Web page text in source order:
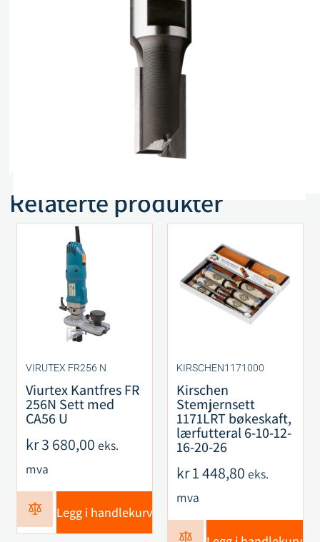
Sammenlign
Legg i ønskeliste
Relaterte produkter
VIRUTEX FR256 N
Viurtex Kantfres FR
256N Sett med
CA56 U
kr3 680,00 eks.
mva
Legg i handlekurv
KIRSCHEN1171000
Kirschen
Stemjernsett
1171LRT bøkeskaft,
lærfutteral 6-10-12-
16-20-26
kr1 448,80 eks.
mva